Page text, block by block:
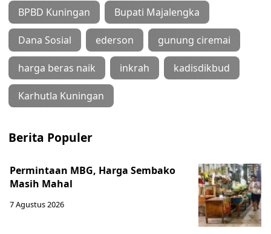
BPBD Kuningan Bupati Majalengka
Dana Sosial ederson gunung ciremai
harga beras naik inkrah kadisdikbud
Karhutla Kuningan
Berita Populer
Permintaan MBG, Harga Sembako
Masih Mahal
7 Agustus 2026